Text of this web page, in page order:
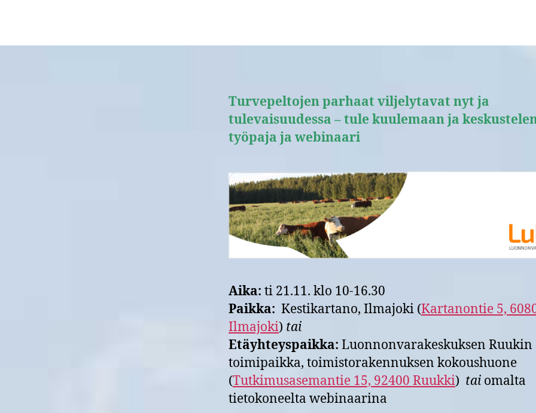
Turvepeltojen parhaat viljelytavat nyt ja
tulevaisuudessa – tule kuulemaan ja
työpaja ja webinaari
Aika: ti 21.11. klo 10-16.30
Paikka: Kestikartano, Ilmajoki (Kartanontie 5,
Ilmajoki) tai
Etäyhteyspaikka: Luonnonvarakeskuksen Ruukin
toimipaikka, toimistorakennuksen kokoushuone
(Tutkimusasemantie 15, 92400 Ruukki) tai omalta
tietokoneelta webinaarina